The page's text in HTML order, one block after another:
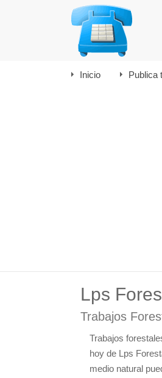
Inicio Publica
Lps
Trabajos
Trabajos
hoy de Lps
medio natural